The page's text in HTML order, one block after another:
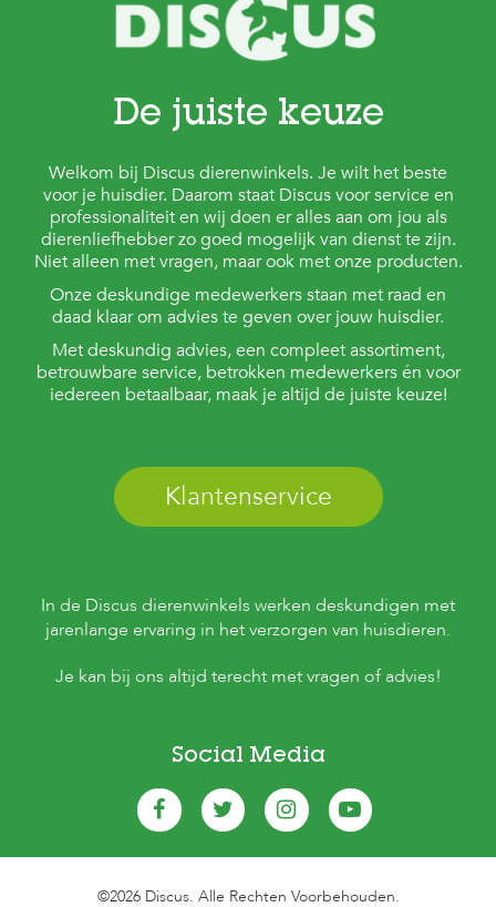
De juiste keuze
Welkom bij Discus dierenwinkels. Je wilt het beste
voor je huisdier. Daarom staat Discus voor service en
professionaliteit en wij doen er alles aan om jou als
dierenliefhebber zo goed mogelijk van dienst te zijn.
Niet alleen met vragen, maar ook met onze producten.
Onze deskundige medewerkers staan met raad en
daad klaar om advies te geven over jouw huisdier.
Met deskundig advies, een compleet assortiment,
betrouwbare service, betrokken medewerkers én voor
iedereen betaalbaar, maak je altijd de juiste keuze!
Klantenservice
In de Discus dierenwinkels werken deskundigen met
jarenlange ervaring in het verzorgen van huisdieren.
Je kan bij ons altijd terecht met vragen of advies!
Social Media
©2026 Discus. Alle Rechten Voorbehouden.